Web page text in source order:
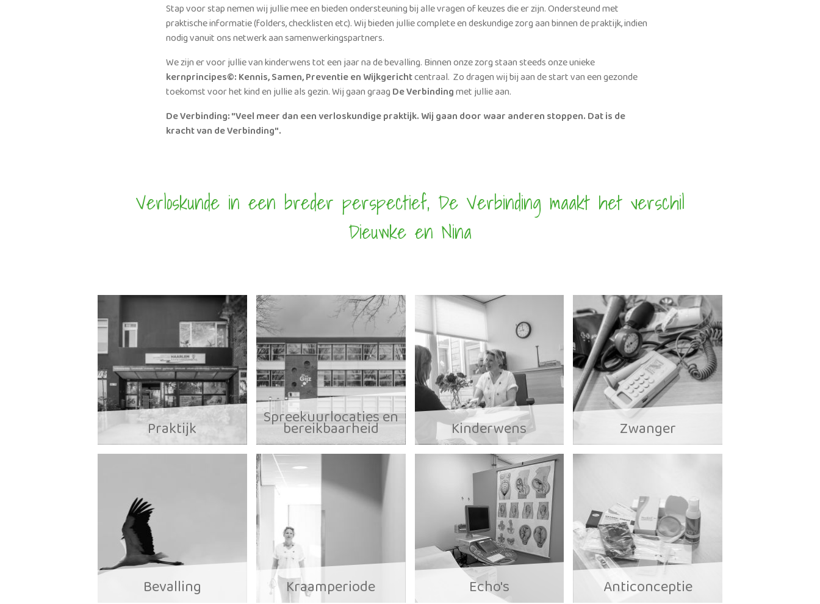
Stap voor stap nemen wij jullie mee en bieden ondersteuning bij alle vragen of keuzes die er zijn. Ondersteund met
praktische informatie (folders, checklisten etc). Wij bieden jullie complete en deskundige zorg aan binnen de praktijk, indien
nodig vanuit ons netwerk aan samenwerkingspartners.
We zijn er voor jullie van kinderwens tot een jaar na de bevalling. Binnen onze zorg staan steeds onze unieke
kernprincipes©: Kennis, Samen, Preventie en Wijkgerichtcentraal. Zo dragen wij bij aan de start van een gezonde
toekomst voor het kind en jullie als gezin. Wij gaan graag De Verbindingmet jullie aan.
De Verbinding: "Veel meer dan een verloskundige praktijk. Wij gaan door waar anderen stoppen. Dat is de
kracht van de Verbinding".
Verloskunde in een breder perspectief, De Verbinding maakt het verschil
Dieuwke en Nina
Praktijk Spreekuurlocaties en
bereikbaarheid Kinderwens Zwanger
Bevalling Kraamperiode Echo's Anticonceptie